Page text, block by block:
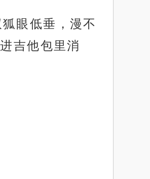
眼低垂，漫不
吉他包里消